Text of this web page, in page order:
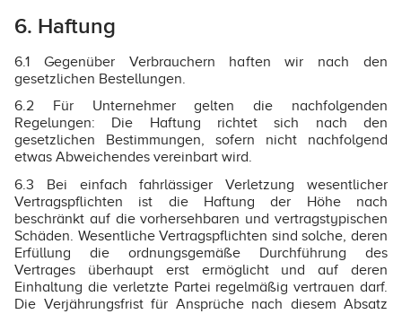
6. Haftung
6.1 Gegenüber Verbrauchern haften wir nach den
gesetzlichen Bestellungen.
6.2 Für Unternehmer gelten die nachfolgenden
Regelungen: Die Haftung richtet sich nach den
gesetzlichen Bestimmungen, sofern nicht nachfolgend
etwas Abweichendes vereinbart wird.
6.3 Bei einfach fahrlässiger Verletzung wesentlicher
Vertragspflichten ist die Haftung der Höhe nach
beschränkt auf die vorhersehbaren und vertragstypischen
Schäden. Wesentliche Vertragspflichten sind solche, deren
Erfüllung die ordnungsgemäße Durchführung des
Vertrages überhaupt erst ermöglicht und auf deren
Einhaltung die verletzte Partei regelmäßig vertrauen darf.
Die Verjährungsfrist für Ansprüche nach diesem Absatz